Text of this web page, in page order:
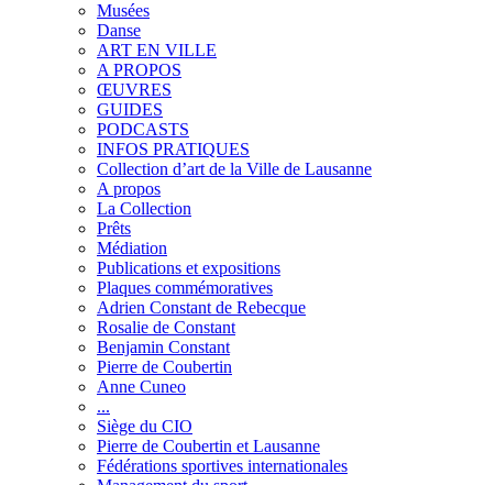
Musées
Danse
ART EN VILLE
A PROPOS
ŒUVRES
GUIDES
PODCASTS
INFOS PRATIQUES
Collection d’art de la Ville de Lausanne
A propos
La Collection
Prêts
Médiation
Publications et expositions
Plaques commémoratives
Adrien Constant de Rebecque
Rosalie de Constant
Benjamin Constant
Pierre de Coubertin
Anne Cuneo
...
Siège du CIO
Pierre de Coubertin et Lausanne
Fédérations sportives internationales